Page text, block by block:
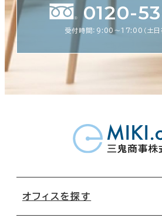
0120-
受付時間：9:00〜17:00（土日
オフィスを探す